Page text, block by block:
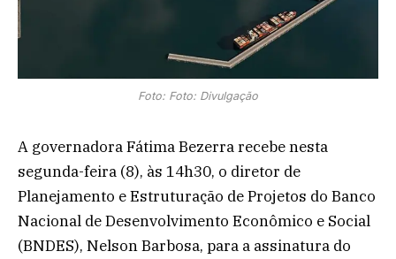
Foto: Foto: Divulgação
A governadora Fátima Bezerra recebe nesta
segunda-feira (8), às 14h30, o diretor de
Planejamento e Estruturação de Projetos do Banco
Nacional de Desenvolvimento Econômico e Social
(BNDES), Nelson Barbosa, para a assinatura do